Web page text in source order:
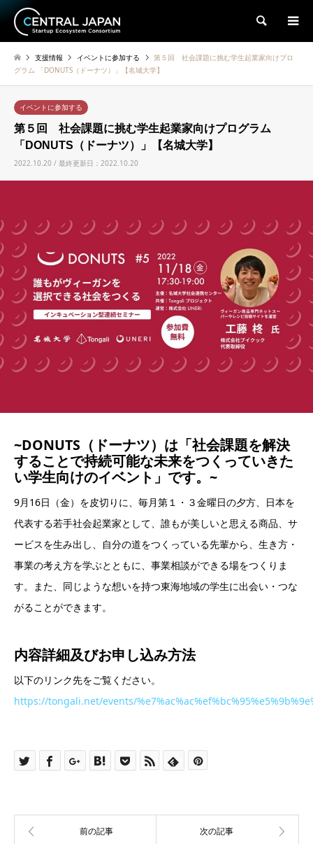
検索
支援情報 イベントに参加する
第５回 社会課題に挑む学生起業家向けプロ
グラム 「DONUTS（ドーナツ）」【名城大学】
イベントに参加する
第５回 社会課題に挑む学生起業家向けプログラム
「DONUTS（ドーナツ）」【名城大学】
2022.10.20 / 最終更新日：2022.10.20
~DONUTS（ドーナツ） は 「社会課題を解決
することで持続可能な未来をつくっていきた
い学生向けのイベント」 です。~
9月16日（金）を皮切りに、毎月第１・３金曜日の夕方、日本を
代表する若手社会起業家として、誰もが美しいと思える商品、サ
ービスを生み出し、自分の道をつくっている先輩から、生き方・
事業の考え方を学ぶとともに、事業相談ができる場をつくりま
す。また、同じような想いを持つ東海地域の学生に出会い・つな
がることができます。
内容詳細及びお申し込み方法
以下のリンク先をご覧ください。
https://tongali.net/events/